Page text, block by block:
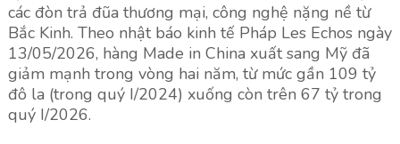
các đòn trả đũa thương mại, công nghệ nặng nề từ
Bắc Kinh. Theo nhật báo kinh tế Pháp Les Echos ngày
13/05/2026, hàng Made in China xuất sang Mỹ đã
giảm mạnh trong vòng hai năm, từ mức gần 109 tỷ
đô la (trong quý I/2024) xuống còn trên 67 tỷ trong
quý I/2026.